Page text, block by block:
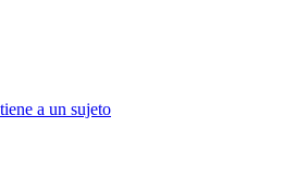
a un sujeto